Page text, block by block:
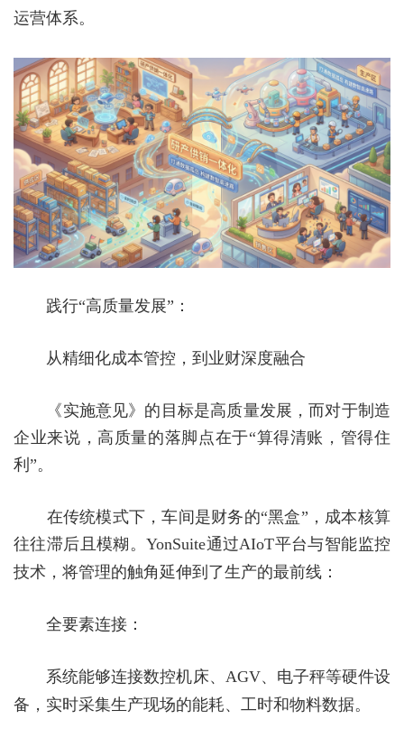
运营体系。
践行“高质量发展”：
从精细化成本管控，到业财深度融合
《实施意见》的目标是高质量发展，而对于制造
企业来说，高质量的落脚点在于“算得清账，管得住
利”。
在传统模式下，车间是财务的“黑盒”，成本核算
往往滞后且模糊。YonSuite通过AIoT平台与智能监控
技术，将管理的触角延伸到了生产的最前线：
全要素连接：
系统能够连接数控机床、 AGV、电子秤等硬件设
备，实时采集生产现场的能耗、工时和物料数据。